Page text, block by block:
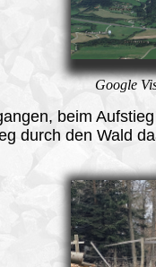
Google
beim
durch den Wald